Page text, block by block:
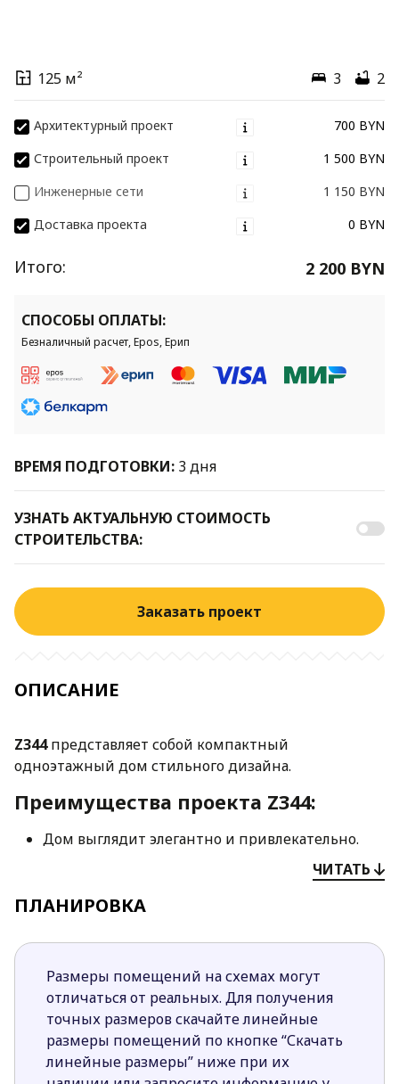
125 м² 3 2
Архитектурный проект
700 BYN
Строительный проект
1 500 BYN
Инженерные сети
1 150 BYN
Доставка проекта
0 BYN
Итого: 2 200 BYN
СПОСОБЫ ОПЛАТЫ:
Безналичный расчет, Epos, Ерип
ВРЕМЯ ПОДГОТОВКИ: 3 дня
УЗНАТЬ АКТУАЛЬНУЮ СТОИМОСТЬ
СТРОИТЕЛЬСТВА:
Заказать проект
ОПИСАНИЕ
Z344представляет собой компактный
одноэтажный дом стильного дизайна.
Преимущества проекта Z344:
Дом выглядит элегантно и привлекательно.
Современный характер строению придают
элементы деревянной обшивки и отделка
штукатуркой темно-серого цвета.
интерьер чрезвычайно функционален и
удобен в использовании.
Проектом предусмотрено четкое разделение
пространства на зону сна и отдыха, дневную
часть и помещения технического характера.
Такое зонирование обеспечивает комфортное
пребывание в доме каждому домочадцу.
ЧИТАТЬ
ПЛАНИРОВКА
Размеры помещений на схемах могут
отличаться от реальных. Для получения
точных размеров скачайте линейные
размеры помещений по кнопке “Скачать
линейные размеры” ниже при их